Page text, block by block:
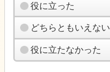
役に立った
どちらともいえない
役に立たなかった